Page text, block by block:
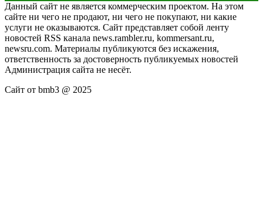
Данный сайт не является коммерческим проектом. На этом
сайте ни чего не продают, ни чего не покупают, ни какие
услуги не оказываются. Сайт представляет собой ленту
новостей RSS канала news.rambler.ru, kommersant.ru,
newsru.com. Материалы публикуются без искажения,
ответственность за достоверность публикуемых новостей
Администрация сайта не несёт.
Сайт от bmb3 @ 2025